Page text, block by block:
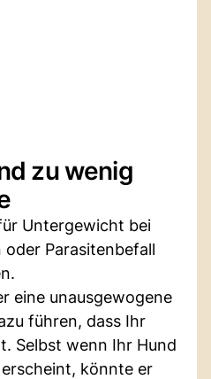
zu wenig
Untergewicht bei
Parasitenbefall
eine unausgewogene
führen, dass Ihr
Selbst wenn Ihr Hund
könnte er